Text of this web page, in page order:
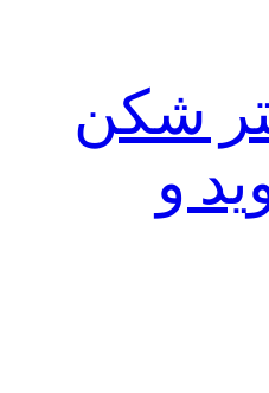
شکن
و